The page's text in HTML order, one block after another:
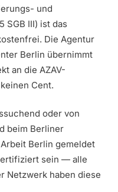
und
SGB III) ist das
Die Agentur
Berlin übernimmt
an die AZAV-
Cent.
oder von
beim Berliner
Berlin gemeldet
sein — alle
Netzwerk haben diese